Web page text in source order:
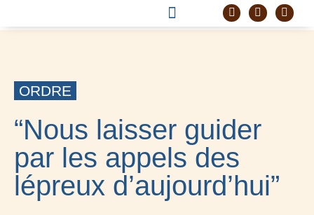
ORDRE
“Nous laisser guider
par les appels des
lépreux d’aujourd’hui”